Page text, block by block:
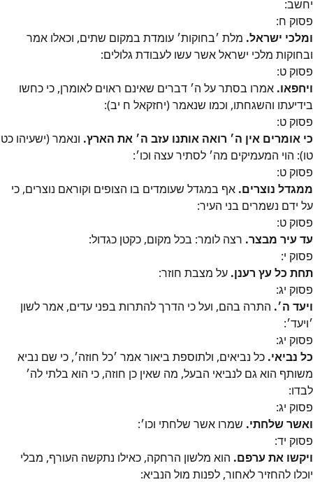
יחשב:
פסוק ח:
ומלכי ישראל. מלת ׳בחוקות׳ עומדת במקום שתים, וכאלו אמר
ובחוקות מלכי ישראל אשר עשו לעבודת גלולים:
פסוק ט:
ויחפאו. אמרו בסתר על ה׳ דברים שאינם ראוים לאומרן, כי כחשו
בידיעתו והשגחתו, וכמו שנאמר (יחזקאל ח יב):
פסוק ט:
כי אומרים אין ה׳ רואה אותנו עזב ה׳ את הארץ. ונאמר (ישעיהו כט
טו): הוי המעמיקים מה׳ לסתיר עצה וכו׳:
פסוק ט:
ממגדל נוצרים. אף במגדל שעומדים בו הצופים וקוראם נוצרים, כי
על ידם נשמרים בני העיר:
פסוק ט:
עד עיר מבצר. רצה לומר: בכל מקום, כקטן כגדול:
פסוק י:
תחת כל עץ רענן. על מצבת חוזר:
פסוק יג:
ויעד ה׳. התרה בהם, ועל כי הדרך להתרות בפני עדים, אמר לשון
׳ויעד׳:
פסוק יג:
כל נביאי. כל נביאים, ולתוספת ביאור אמר ׳כל חוזה׳, כי שם נביא
משותף הוא גם לנביאי הבעל, מה שאין כן חוזה, כי הוא בלתי לה׳
לבדו:
פסוק יג:
ואשר שלחתי. שמרו אשר שלחתי וכו׳:
פסוק יד:
ויקשו את ערפם. הוא מלשון הרחקה, כאילו נתקשה העורף, מבלי
יוכלו להחזיר לאחור, לפנות מול הנביא: